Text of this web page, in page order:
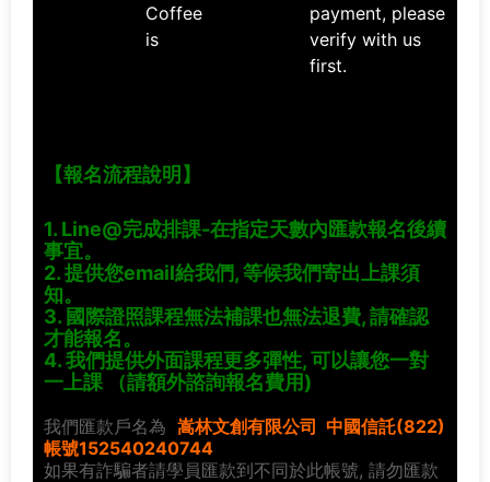
Coffee
is
payment, please
verify with us
first.
【報名流程說明】
1. Line@完成排課-在指定天數內匯款報名後續
事宜。
2. 提供您email給我們, 等候我們寄出上課須
知。
3. 國際證照課程無法補課也無法退費, 請確認
才能報名。
4. 我們提供外面課程更多彈性, 可以讓您一對
一上課 （請額外諮詢報名費用)
我們匯款戶名為 嵩林文創有限公司 中國信託(822)
帳號152540240744
如果有詐騙者請學員匯款到不同於此帳號, 請勿匯款